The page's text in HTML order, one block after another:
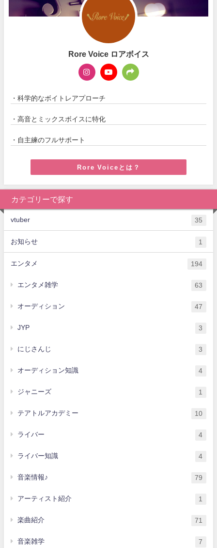
Rore Voice ロアボイス
・科学的なボイトレアプローチ
・高音とミックスボイスに特化
・自主練のフルサポート
Rore Voiceとは？
カテゴリーで探す
vtuber 35
お知らせ 1
エンタメ 194
エンタメ雑学 63
オーディション 47
JYP 3
にじさんじ 3
オーディション知識 4
ジャニーズ 1
テアトルアカデミー 10
ライバー 4
ライバー知識 4
音楽情報♪ 79
アーティスト紹介 1
楽曲紹介 71
音楽雑学 7